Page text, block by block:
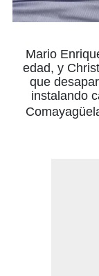
Mario
edad, y
que
instalando